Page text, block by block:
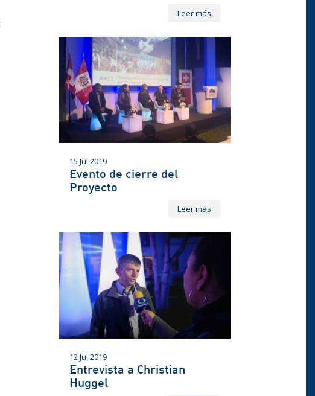
Leer más
15 Jul 2019
Evento de cierre del
Proyecto
Leer más
12 Jul 2019
Entrevista a Christian
Huggel